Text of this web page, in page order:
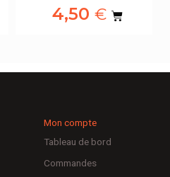
4,50 €
Mon compte
Tableau de bord
Commandes